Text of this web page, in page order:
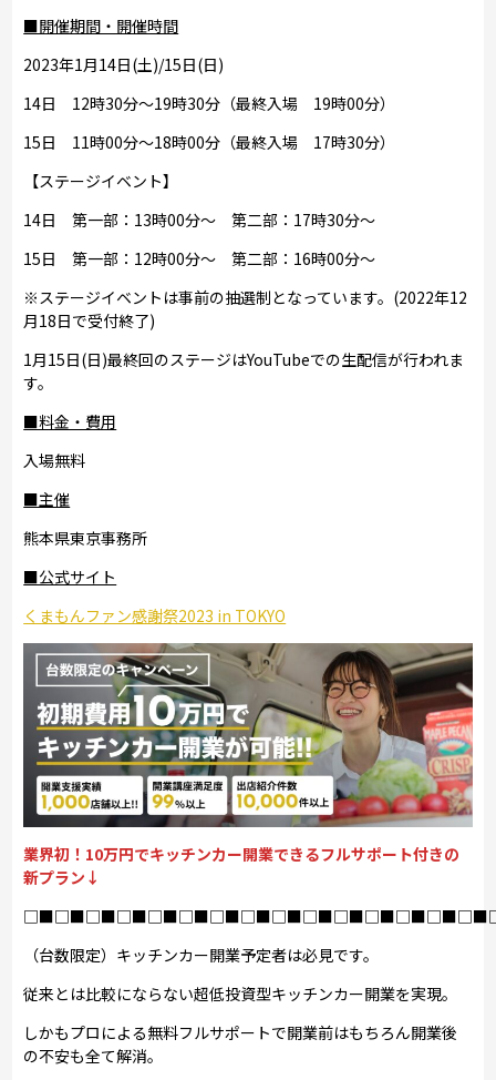
■開催期間・開催時間
2023年1月14日(土)/15日(日)
14日 12時30分～19時30分（最終入場 19時00分）
15日 11時00分～18時00分（最終入場 17時30分）
【ステージイベント】
14日 第一部：13時00分～ 第二部：17時30分～
15日 第一部：12時00分～ 第二部：16時00分～
※ステージイベントは事前の抽選制となっています。(2022年12
月18日で受付終了)
1月15日(日)最終回のステージはYouTubeでの生配信が行われま
す。
■料金・費用
入場無料
■主催
熊本県東京事務所
■公式サイト
くまもんファン感謝祭2023 in TOKYO
業界初！10万円でキッチンカー開業できるフルサポート付きの
新プラン↓
（台数限定）キッチンカー開業予定者は必見です。
従来とは比較にならない超低投資型キッチンカー開業を実現。
しかもプロによる無料フルサポートで開業前はもちろん開業後
の不安も全て解消。